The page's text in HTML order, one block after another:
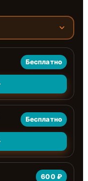
Бесплатно
Бесплатно
600 ₽